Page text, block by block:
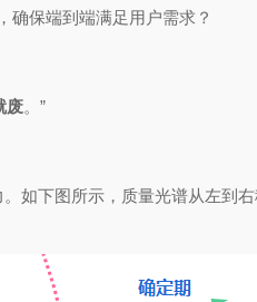
确保端到端满足用户需求？
废。”
下图所示，质量光谱从左到右